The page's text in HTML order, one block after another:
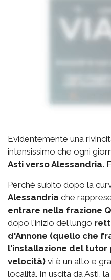
Evidentemente una
intensissimo che ogni
Asti verso Alessandria.
Perché subito dopo la
Alessandria che
entrare nella frazione
dopo l'inizio del lungo
d'Annone (quello che
l'installazione del tutor
velocità) vi è un alto e
località. In uscita da Asti,